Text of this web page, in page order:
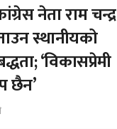
नेता राम चन्द्र
स्थानीयको
‘विकासप्रेमी
छैन’